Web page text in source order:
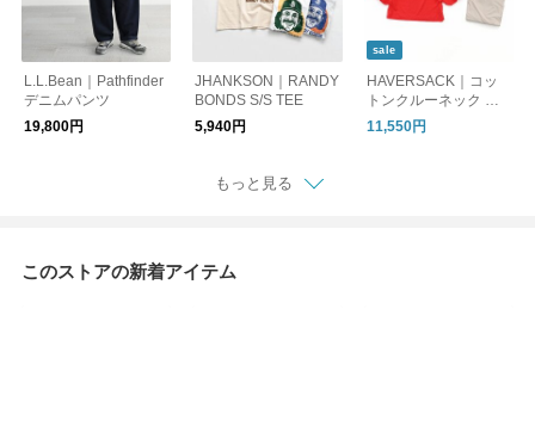
L.L.Bean｜Pathfinder
デニムパンツ
19,800円
JHANKSON｜RANDY
BONDS S/S TEE
5,940円
sale
HAVERSACK｜コッ
トンクルーネック バ
ルーンスリーブ半袖T
シャツ - ナイモノねだ
11,550円
もっと見る
このストアの新着アイテム